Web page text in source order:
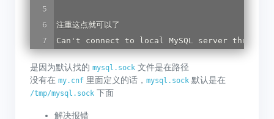
Can ' t connect to local MySQL server through
是因为默认找的 mysql.sock 文件是在路径
没有在 my.cnf 里面定义的话， mysql.sock 默认是在
/tmp/mysql.sock 下面
解决报错